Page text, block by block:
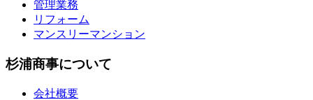
管理業務
リフォーム
マンスリーマンション
杉浦商事について
会社概要